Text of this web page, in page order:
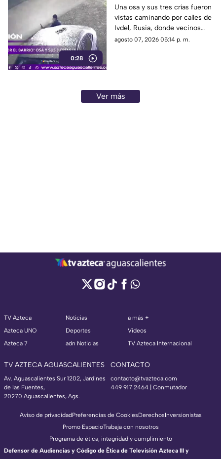
0:28
ciudad en Rusia
Una osa y sus tres crías fueron
vistas caminando por calles de
Ivdel, Rusia, donde vecinos
reportan un aumento en los
agosto 07, 2026 05:14 p. m.
Ver más
TV Azteca
Azteca UNO
Azteca 7
Noticias
Deportes
adn Noticias
a más +
Videos
TV Azteca Internacional
TV AZTECA AGUASCALIENTES
Av. Aguascalientes Sur 1202, Jardines
de las Fuentes,
20270 Aguascalientes, Ags.
CONTACTO
contacto@tvazteca.com
449 917 2464 | Conmutador
Aviso de privacidadPreferencias de CookiesDerechosInversionistas
Promo EspacioTrabaja con nosotros
Programa de ética, integridad y cumplimiento
Defensor de Audiencias y Código de Ética de Televisión Azteca III y